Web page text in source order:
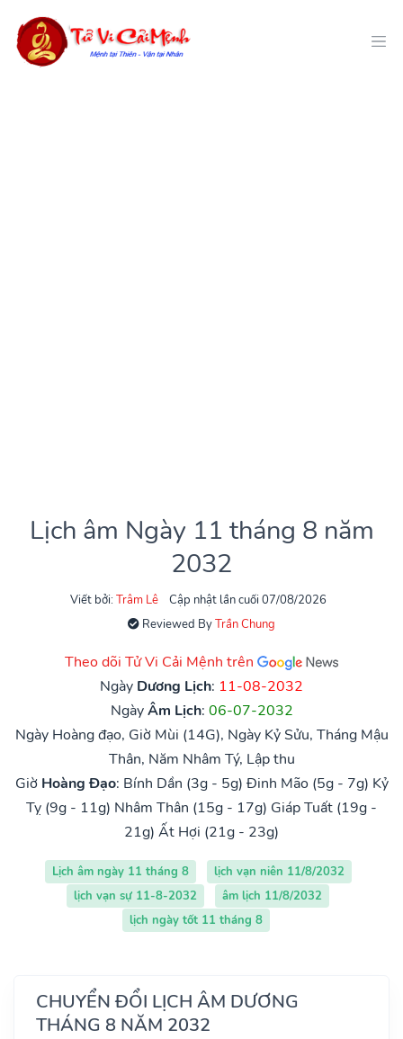
Lịch âm Ngày 11 tháng 8 năm
2032
Viết bởi: Trâm Lê
Cập nhật lần cuối 07/08/2026
Reviewed ByTrần Chung
Theo dõi Tử Vi Cải Mệnh trên
Ngày Dương Lịch: 11-08-2032
NgàyÂm Lịch: 06-07-2032
Ngày Hoàng đạo, Giờ Mùi (14G), Ngày Kỷ Sửu, Tháng Mậu
Thân, Năm Nhâm Tý, Lập thu
Giờ Hoàng Đạo: Bính Dần (3g - 5g) Đinh Mão (5g - 7g) Kỷ
Tỵ (9g - 11g) Nhâm Thân (15g - 17g) Giáp Tuất (19g -
21g) Ất Hợi (21g - 23g)
Lịch âm ngày 11 tháng 8
lịch vạn niên 11/8/2032
lịch vạn sự 11-8-2032
âm lịch 11/8/2032
lịch ngày tốt 11 tháng 8
CHUYỂN ĐỔI LỊCH ÂM DƯƠNG
THÁNG 8 NĂM 2032